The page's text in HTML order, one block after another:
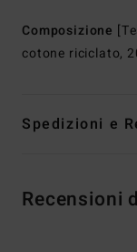
Composizione
cotone riciclato,
Spedizioni e
Recensioni